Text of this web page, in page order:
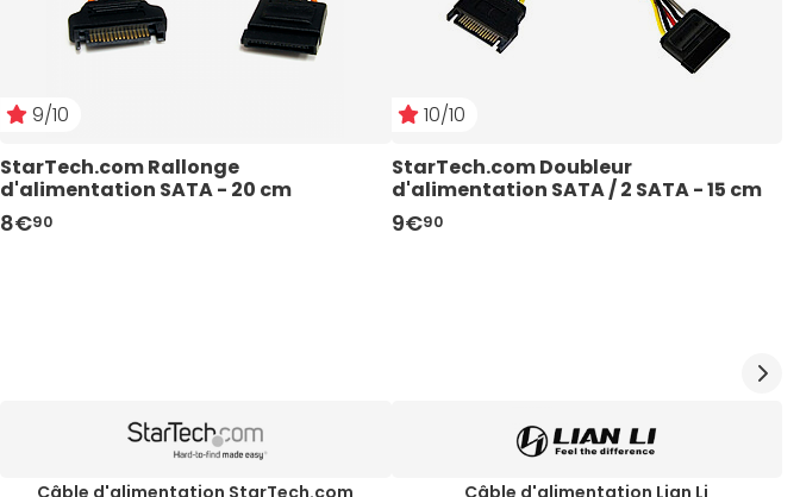
9/10
StarTech.com Rallonge
d'alimentation SATA - 20 cm
8€90
10/10
StarTech.com Doubleur
d'alimentation SATA / 2 SATA - 15 cm
9€90
Câble d'alimentation StarTech.com Câble d'alimentation Lian Li